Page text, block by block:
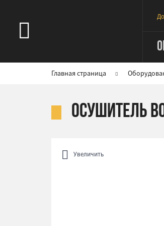
Главная страница
Осушитель
Увеличить